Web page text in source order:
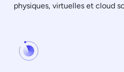
physiques, virtuelles et cloud